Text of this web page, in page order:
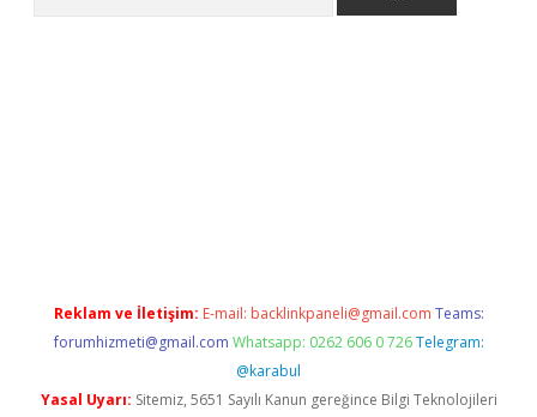
Reklam ve İletişim: E-mail: backlinkpaneli@gmail.com Teams:
forumhizmeti@gmail.com Whatsapp: 0262 606 0 726 Telegram:
@karabul
Yasal Uyarı: Sitemiz, 5651 Sayılı Kanun gereğince Bilgi Teknolojileri